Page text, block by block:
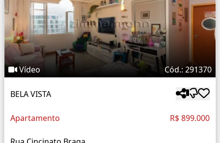
Vídeo Cód.: 291370
BELA VISTA
Apartamento R$ 899.000